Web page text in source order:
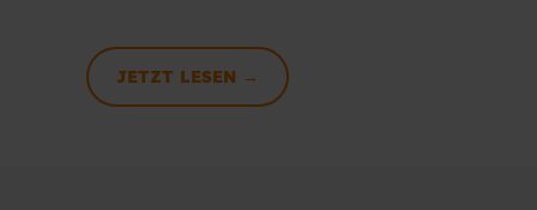
JETZT LESEN →